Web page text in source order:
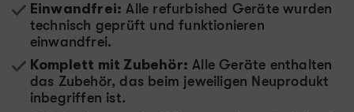
Einwandfrei: Alle refurbished Geräte wurden
technisch geprüft und funktionieren
einwandfrei.
Komplett mit Zubehör: Alle Geräte enthalten
das Zubehör, das beim jeweiligen Neuprodukt
inbegriffen ist.